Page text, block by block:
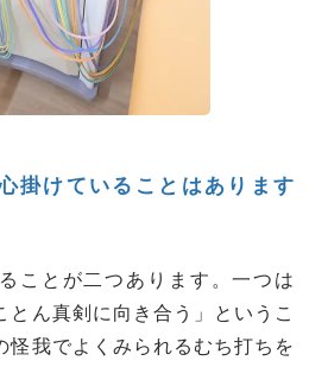
掛けていることはあります
ことが二つあります。一つは
とん真剣に向き合う」というこ
怪我でよくみられるむち打ちを